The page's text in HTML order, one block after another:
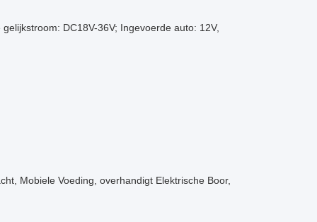
DC18V-36V; Ingevoerde auto: 12V,
Mobiele Voeding, overhandigt Elektrische Boor,